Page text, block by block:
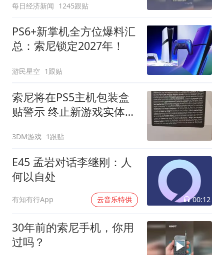
每日经济新闻 1245跟贴
PS6+新掌机全方位爆料汇
总：索尼锁定2027年！
游民星空 1跟贴
索尼将在PS5主机包装盒
贴警示 终止新游戏实体光
3DM游戏 1跟贴
E45 孟岩对话李继刚：人
何以自处
有知有行App 云音乐特供 00:12
30年前的索尼手机，你用
过吗？